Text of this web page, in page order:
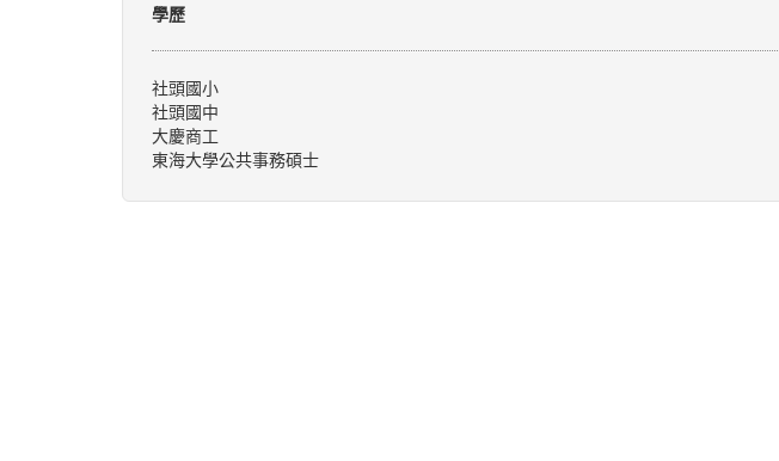
學歷
社頭國小
社頭國中
大慶商工
東海大學公共事務碩士